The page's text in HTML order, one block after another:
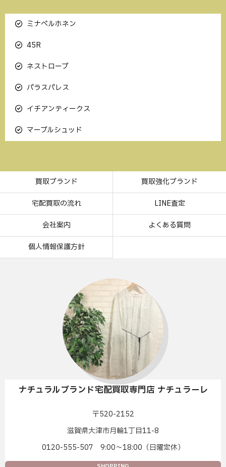
ミナペルホネン
45R
ネストローブ
パラスパレス
イチアンティークス
マーブルシュッド
買取ブランド 買取強化ブランド
宅配買取の流れ LINE査定
会社案内 よくある質問
個人情報保護方針
ナチュラルブランド宅配買取専門店 ナチュラーレ
〒520-2152
滋賀県大津市月輪1丁目11-8
0120-555-507 9:00〜18:00（日曜定休）